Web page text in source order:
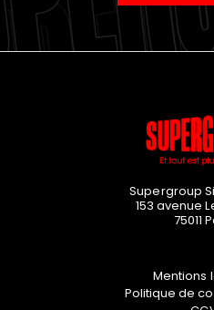
Supergroup
153 avenue
75011
Mentions
Politique de